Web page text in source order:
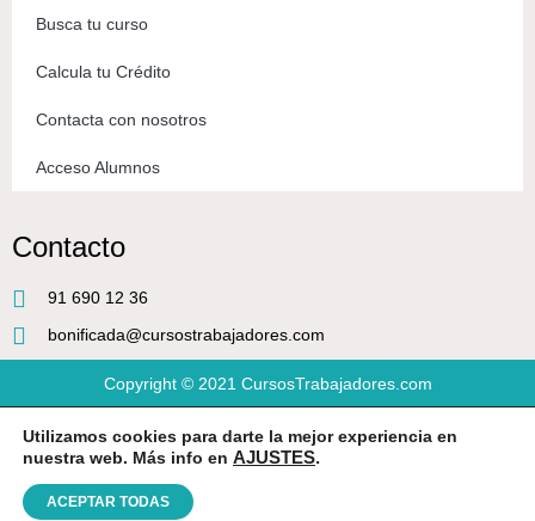
Busca tu curso
Calcula tu Crédito
Contacta con nosotros
Acceso Alumnos
Contacto
91 690 12 36
bonificada@cursostrabajadores.com
Copyright © 2021 CursosTrabajadores.com
Aviso Legal |Política de Privacidad| Condiciones de compra
Diseño web
Utilizamos cookies para darte la mejor experiencia en
nuestra web. Más info en AJUSTES.
ACEPTAR TODAS